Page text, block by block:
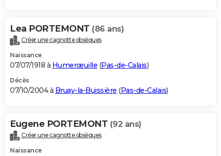
Lea PORTEMONT (86 ans)
Créer une cagnotte obsèques
Naissance
07/07/1918 à Humerœuille (Pas-de-Calais)
Décès
07/10/2004 à Bruay-la-Buissière (Pas-de-Calais)
Eugene PORTEMONT (92 ans)
Créer une cagnotte obsèques
Naissance